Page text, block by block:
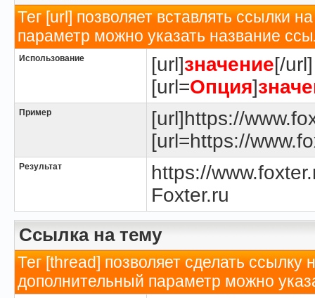
Тег [url] позволяет вставлять ссылки
параметр можно указать название
Использование [url]значение[/url]
[url=Опция]
Пример
[url]https://
[url=https://
Результат
https://
Foxter.ru
Ссылка на тему
Тег [thread] позволяет сделать
дополнительный параметр можно